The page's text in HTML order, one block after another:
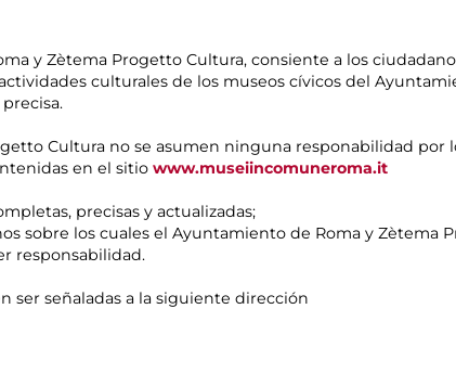
y Zètema Progetto Cultura, consiente a los
culturales de los museos cívicos del
Cultura no se asumen ninguna responabilidad por
en el sitio www.museiincomuneroma.it
precisas y actualizadas;
sobre los cuales el Ayuntamiento de Roma y
responsabilidad.
ser señaladas a la siguiente dirección